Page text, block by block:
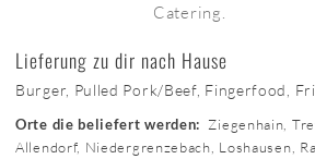
Catering.
Lieferung zu dir nach Hause
Burger, Pulled Pork/Beef, Fingerfood,
Orte die beliefert werden: Ziegenhain,
Allendorf, Niedergrenzebach, Loshausen,